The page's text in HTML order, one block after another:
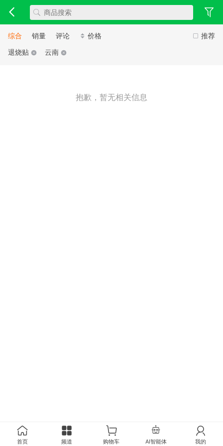
推荐
综合 销量 评论
价格
退烧贴
云南
抱歉，暂无相关信息
首页 频道 购物车 AI智能体 我的